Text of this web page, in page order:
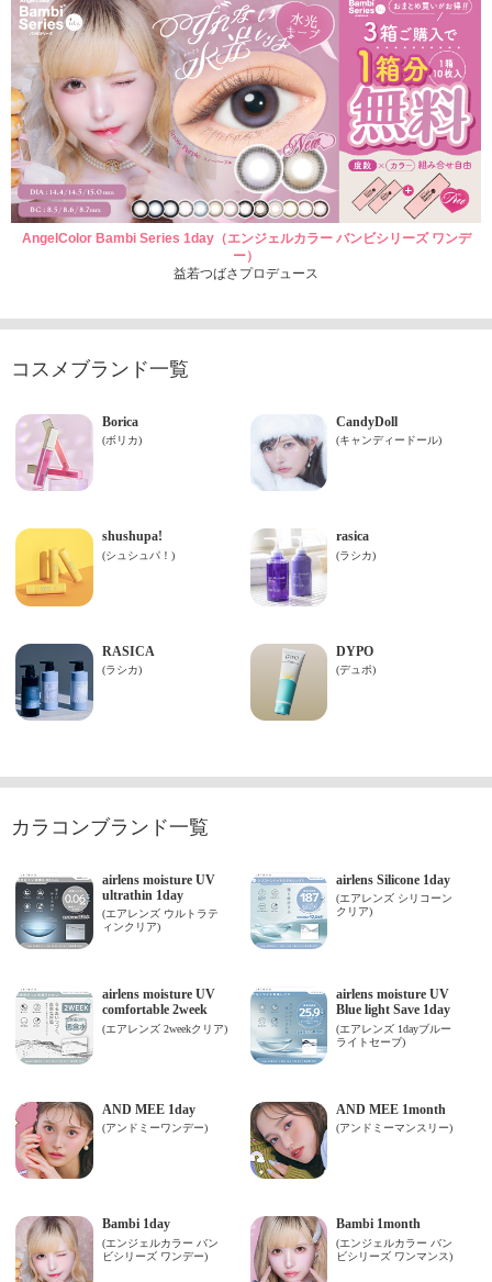
AngelColor Bambi Series 1day（エンジェルカラー バンビシリーズ ワンデ
ー）
益若つばさプロデュース
コスメブランド一覧
カラコンブランド一覧